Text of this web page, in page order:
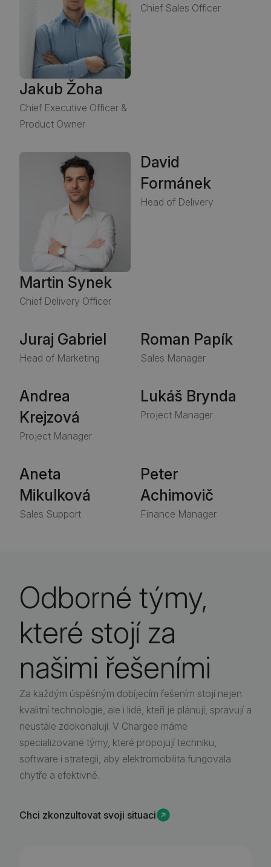
Jakub Žoha
Chief Executive Officer &
Product Owner
Chief Sales Officer
Martin Synek
Chief Delivery Officer
David
Formánek
Head of Delivery
Juraj Gabriel
Head of Marketing
Roman Papík
Sales Manager
Andrea
Krejzová
Project Manager
Lukáš Brynda
Project Manager
Aneta
Mikulková
Sales Support
Peter
Achimovič
Finance Manager
Odborné týmy,
které stojí za
našimi řešeními
Za každým úspěšným dobíjecím řešením stojí nejen
kvalitní technologie, ale i lidé, kteří je plánují, spravují a
neustále zdokonalují. V Chargee máme
specializované týmy, které propojují techniku,
software i strategii, aby elektromobilita fungovala
chytře a efektivně.
Chci zkonzultovat svoji situaci